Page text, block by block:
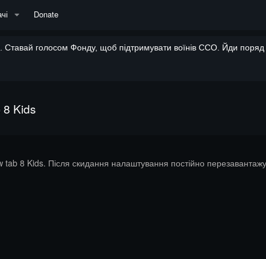
Donate
голосом Фонду, щоб підтримувати воїнів ССО. Йди поряд
Kids
8 Kids. Після скидання налаштування постійно